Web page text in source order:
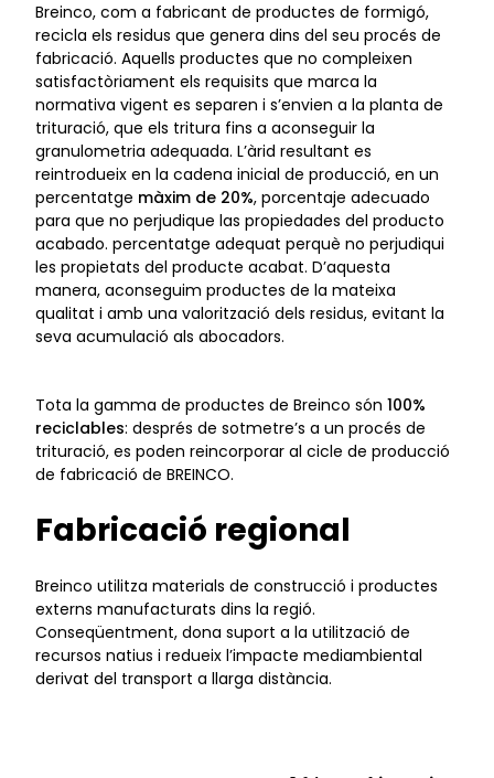
Breinco, com a fabricant de productes de formigó,
recicla els residus que genera dins del seu procés de
fabricació. Aquells productes que no compleixen
satisfactòriament els requisits que marca la
normativa vigent es separen i s’envien a la planta de
trituració, que els tritura fins a aconseguir la
granulometria adequada. L’àrid resultant es
reintrodueix en la cadena inicial de producció, en un
percentatge màxim de 20%, porcentaje adecuado
para que no perjudique las propiedades del producto
acabado. percentatge adequat perquè no perjudiqui
les propietats del producte acabat. D’aquesta
manera, aconseguim productes de la mateixa
qualitat i amb una valorització dels residus, evitant la
seva acumulació als abocadors.
Tota la gamma de productes de Breinco són 100%
reciclables: després de sotmetre’s a un procés de
trituració, es poden reincorporar al cicle de producció
de fabricació de BREINCO.
Fabricació regional
Breinco utilitza materials de construcció i productes
externs manufacturats dins la regió.
Conseqüentment, dona suport a la utilització de
recursos natius i redueix l’impacte mediambiental
derivat del transport a llarga distància.